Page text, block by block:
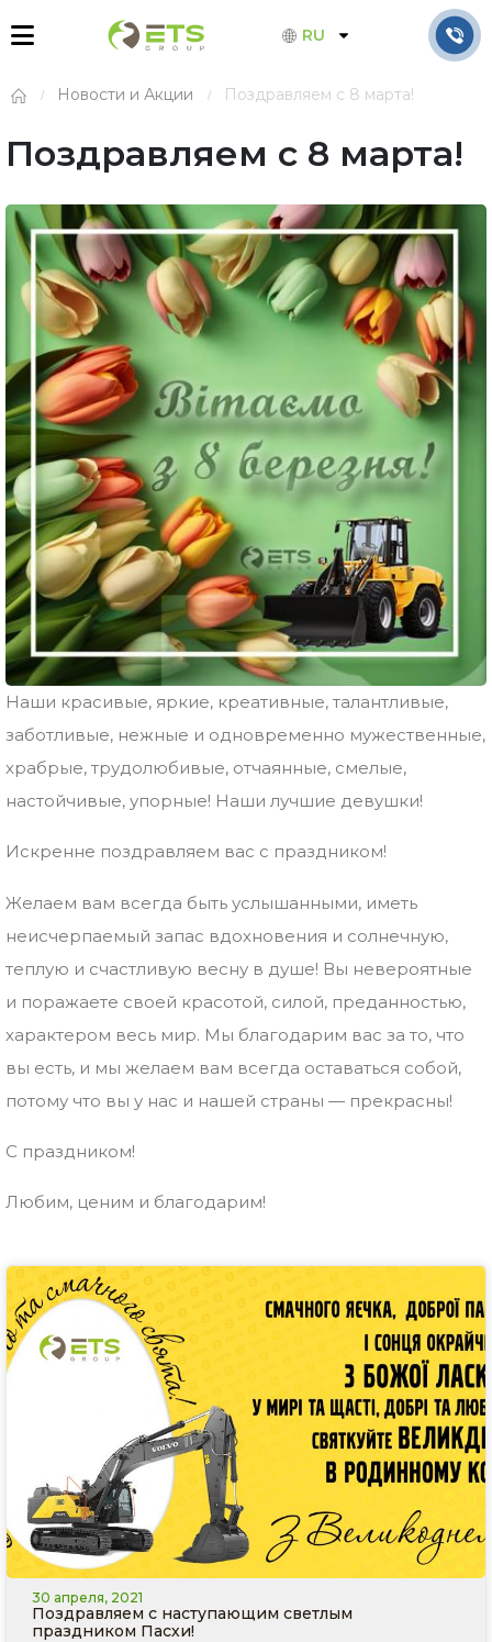
RU
Новости и Акции Поздравляем с 8 марта!
Поздравляем с 8 марта!
Наши красивые, яркие, креативные, талантливые,
заботливые, нежные и одновременно мужественные,
храбрые, трудолюбивые, отчаянные, смелые,
настойчивые, упорные! Наши лучшие девушки!
Искренне поздравляем вас с праздником!
Желаем вам всегда быть услышанными, иметь
неисчерпаемый запас вдохновения и солнечную,
теплую и счастливую весну в душе! Вы невероятные
и поражаете своей красотой, силой, преданностью,
характером весь мир. Мы благодарим вас за то, что
вы есть, и мы желаем вам всегда оставаться собой,
потому что вы у нас и нашей страны — прекрасны!
С праздником!
Любим, ценим и благодарим!
30 апреля, 2021
Поздравляем с наступающим светлым
праздником Пасхи!